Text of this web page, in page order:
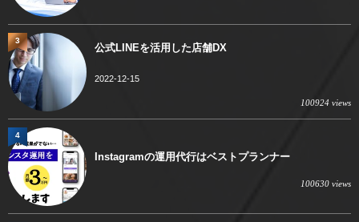
公式LINEを活用した店舗DX
2022-12-15
100924 views
3
Instagramの運用代行はベストプランナー
100630 views
4